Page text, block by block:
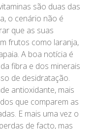
são duas das
o cenário não é
que as suas
frutos como laranja,
A boa notícia é
fibra e dos minerais
de desidratação.
antioxidante, mais
que comparem as
E mais uma vez o
de facto, mas